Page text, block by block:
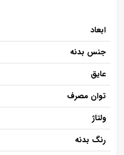
ابعاد
جنس بدنه
عایق
توان مصرف
ولتاژ
رنگ بدنه